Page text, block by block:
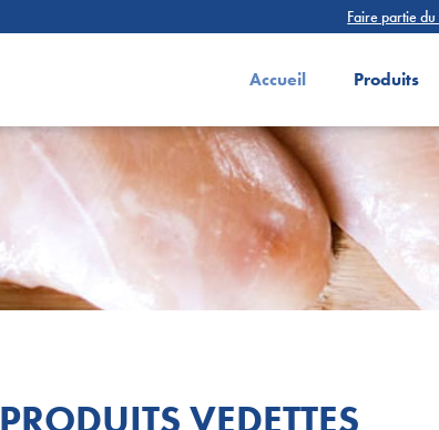
Faire partie
Accueil Produits